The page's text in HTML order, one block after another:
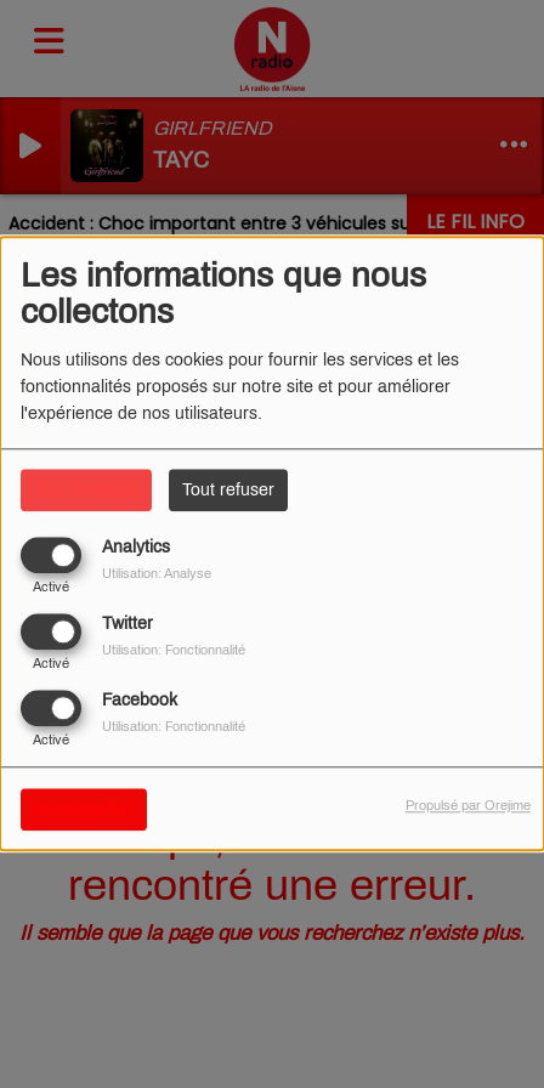
Les informations que nous
collectons
Nous utilisons des cookies pour fournir les services et les
fonctionnalités proposés sur notre site et pour améliorer
l'expérience de nos utilisateurs.
Tout refuser
Analytics
Activé
Utilisation: Analyse
Twitter
Activé
Utilisation: Fonctionnalité
Facebook
Activé
Utilisation: Fonctionnalité
Propulsé par Orejime
GIRLFRIEND
TAYC
LE FIL INFO
Accident : Choc important entre 3 véhicules sur la RN31 ce
Oups, vous avez
rencontré une erreur.
Il semble que la page que vous recherchez n’existe plus.